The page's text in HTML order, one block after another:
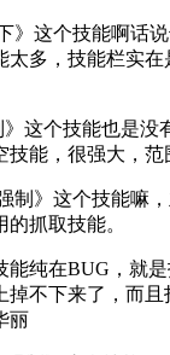
》这个技能啊话
太多，技能栏实
这个技能也是没
技能，很强大，
制》这个技能嘛
抓取技能。
能纯在BUG，就
掉不下来了，而
丽